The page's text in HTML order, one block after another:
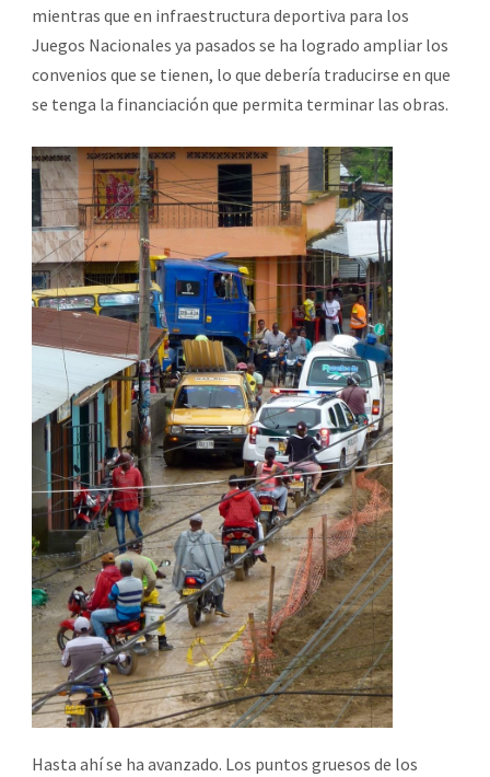
mientras que en infraestructura deportiva para los
Juegos Nacionales ya pasados se ha logrado ampliar los
convenios que se tienen, lo que debería traducirse en que
se tenga la financiación que permita terminar las obras.
Hasta ahí se ha avanzado. Los puntos gruesos de los